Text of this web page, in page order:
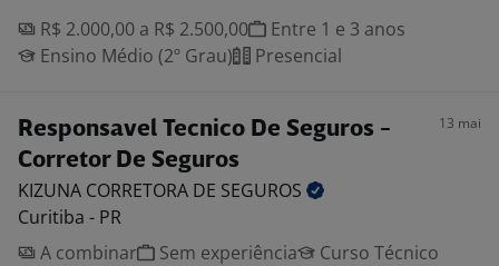
R$ 2.000,00 a R$ 2.500,00
Entre 1 e 3 anos
Ensino Médio (2º Grau)
Presencial
Responsavel Tecnico De Seguros -
Corretor De Seguros
13 mai
KIZUNA CORRETORA DE SEGUROS
Curitiba - PR
A combinar
Sem experiência
Curso Técnico